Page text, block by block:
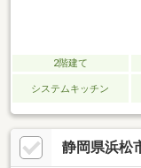
2階建て
システムキッチン
静岡県浜松